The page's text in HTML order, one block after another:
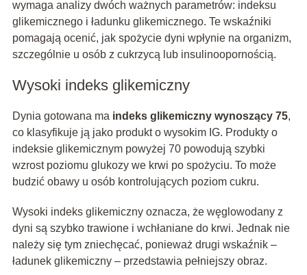
wymaga analizy dwóch ważnych parametrów: indeksu
glikemicznego i ładunku glikemicznego. Te wskaźniki
pomagają ocenić, jak spożycie dyni wpłynie na organizm,
szczególnie u osób z cukrzycą lub insulinoopornością.
Wysoki indeks glikemiczny
Dynia gotowana ma indeks glikemiczny wynoszący 75,
co klasyfikuje ją jako produkt o wysokim IG. Produkty o
indeksie glikemicznym powyżej 70 powodują szybki
wzrost poziomu glukozy we krwi po spożyciu. To może
budzić obawy u osób kontrolujących poziom cukru.
Wysoki indeks glikemiczny oznacza, że węglowodany z
dyni są szybko trawione i wchłaniane do krwi. Jednak nie
należy się tym zniechęcać, ponieważ drugi wskaźnik –
ładunek glikemiczny – przedstawia pełniejszy obraz.